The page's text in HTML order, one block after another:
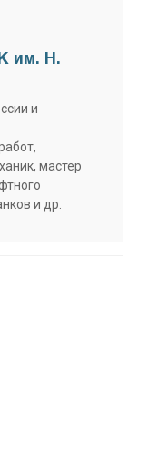
им. Н.
и
мастер
и др.